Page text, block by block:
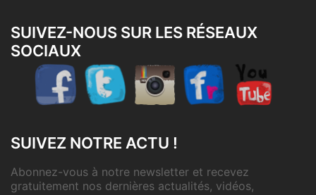
SUIVEZ-NOUS SUR LES RÉSEAUX
SOCIAUX
SUIVEZ NOTRE ACTU !
Abonnez-vous à notre newsletter et recevez
gratuitement nos dernières actualités, vidéos,